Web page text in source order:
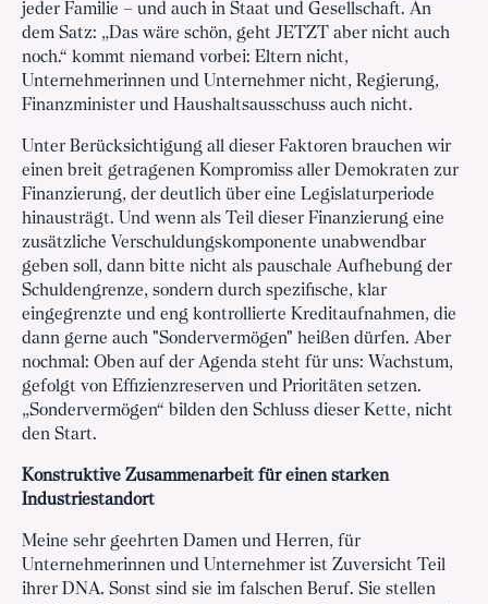
jeder Familie – und auch in Staat und Gesellschaft. An
dem Satz: „Das wäre schön, geht JETZT aber nicht auch
noch.“ kommt niemand vorbei: Eltern nicht,
Unternehmerinnen und Unternehmer nicht, Regierung,
Finanzminister und Haushaltsausschuss auch nicht.
Unter Berücksichtigung all dieser Faktoren brauchen wir
einen breit getragenen Kompromiss aller Demokraten zur
Finanzierung, der deutlich über eine Legislaturperiode
hinausträgt. Und wenn als Teil dieser Finanzierung eine
zusätzliche Verschuldungskomponente unabwendbar
geben soll, dann bitte nicht als pauschale Aufhebung der
Schuldengrenze, sondern durch spezifische, klar
eingegrenzte und eng kontrollierte Kreditaufnahmen, die
dann gerne auch "Sondervermögen" heißen dürfen. Aber
nochmal: Oben auf der Agenda steht für uns: Wachstum,
gefolgt von Effizienzreserven und Prioritäten setzen.
„Sondervermögen“ bilden den Schluss dieser Kette, nicht
den Start.
Konstruktive Zusammenarbeit für einen starken
Industriestandort
Meine sehr geehrten Damen und Herren, für
Unternehmerinnen und Unternehmer ist Zuversicht Teil
ihrer DNA. Sonst sind sie im falschen Beruf. Sie stellen